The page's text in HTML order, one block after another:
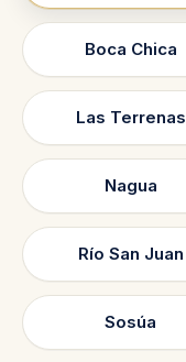
Boca Chica
Las Terrenas
Nagua
Río San Juan
Sosúa